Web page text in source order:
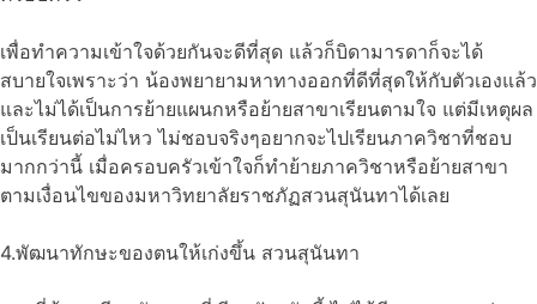
เพื่อทำความเข้าใจด้วยกันจะดีที่สุด แล้วก็บิดามารดาก็จะได้
สบายใจเพราะว่า น้องพยายามหาทางออกที่ดีที่สุดให้กับตัวเองแล้ว
และไม่ได้เป็นการย้ายแผนกหรือย้ายสาขาเรียนตามใจ แต่มีเหตุผล
เป็นเรียนต่อไม่ไหว ไม่ชอบจริงๆอยากจะไปเรียนภาควิชาที่ชอบ
มากกว่านี้ เมื่อครอบครัวเข้าใจก็ทำย้ายภาควิชาหรือย้ายสาขา
ตามเงื่อนไขของมหาวิทยาลัยราชภัฏสวนสุนันทาได้เลย
4.พัฒนาทักษะของตนให้เก่งขึ้น สวนสุนันทา